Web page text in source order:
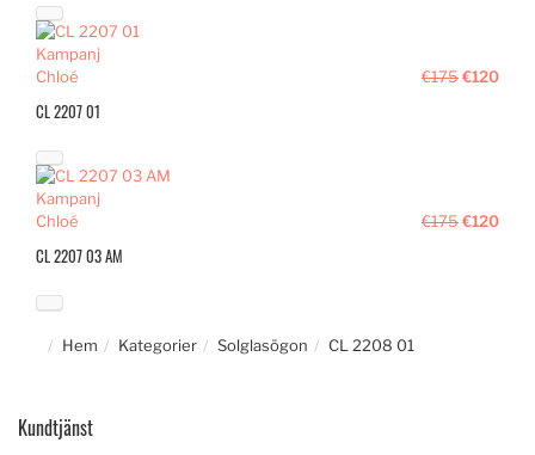
Kampanj
€175€120
Chloé
CL 2207 01
Kampanj
€175€120
Chloé
CL 2207 03 AM
Hem Kategorier Solglasögon CL 2208 01
Kundtjänst